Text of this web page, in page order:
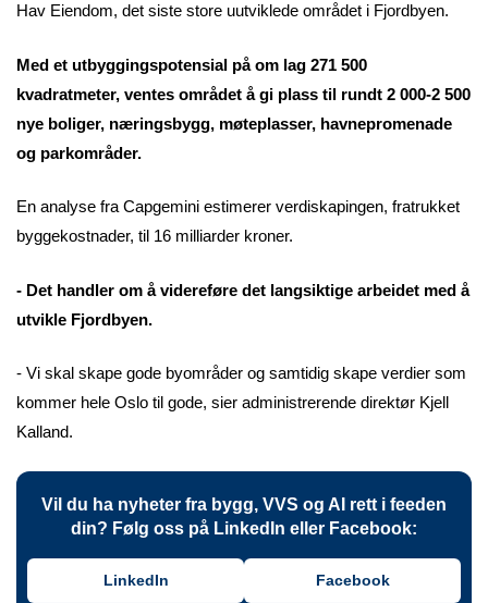
Hav Eiendom, det siste store uutviklede området i Fjordbyen.
Med et utbyggingspotensial på om lag 271 500
kvadratmeter, ventes området å gi plass til rundt 2 000-2 500
nye boliger, næringsbygg, møteplasser, havnepromenade
og parkområder.
En analyse fra Capgemini estimerer verdiskapingen, fratrukket
byggekostnader, til 16 milliarder kroner.
- Det handler om å videreføre det langsiktige arbeidet med å
utvikle Fjordbyen.
- Vi skal skape gode byområder og samtidig skape verdier som
kommer hele Oslo til gode, sier administrerende direktør Kjell
Kalland.
Vil du ha nyheter fra bygg, VVS og AI rett i feeden
din? Følg oss på LinkedIn eller Facebook:
LinkedIn Facebook